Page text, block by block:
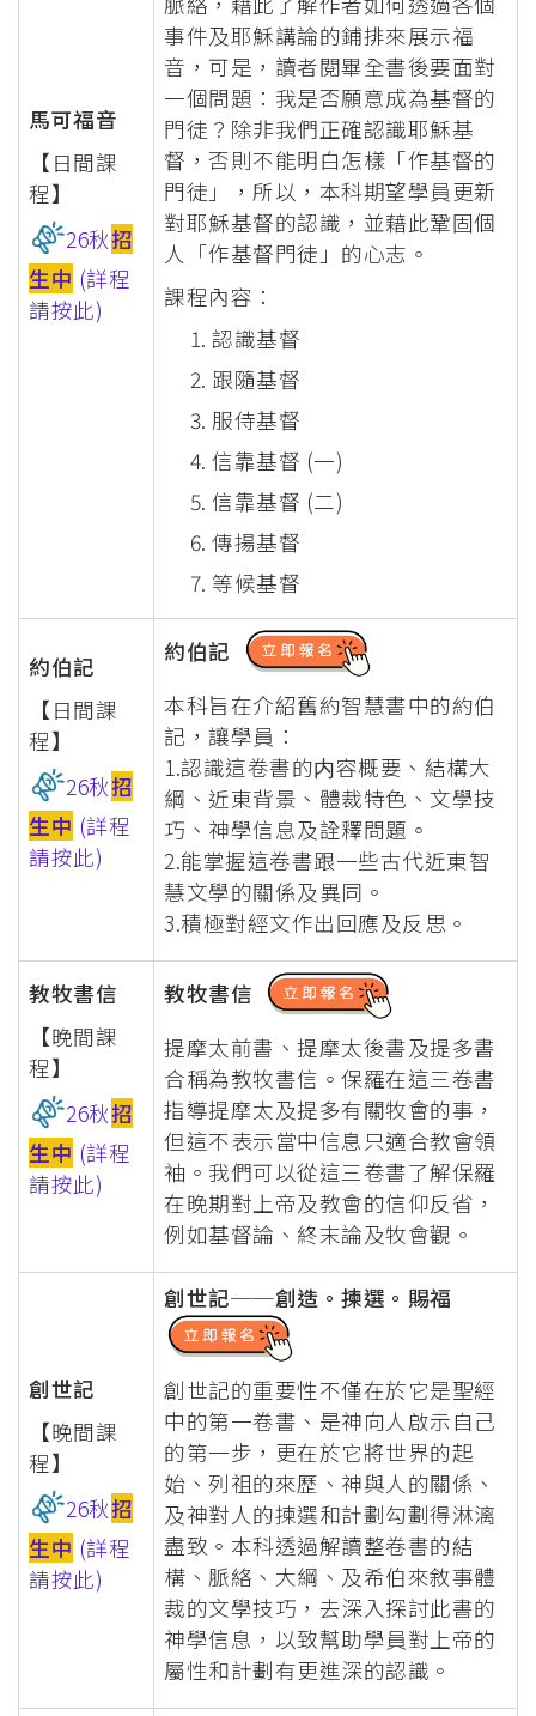
馬可福音
【日間課
程】
26秋招
生中 (詳程
請按此)
事件及耶穌講論的鋪排來展示福
音，可是，讀者閱畢全書後要面對
一個問題：我是否願意成為基督的
門徒？除非我們正確認識耶穌基
督，否則不能明白怎樣「作基督的
門徒」，所以，本科期望學員更新
對耶穌基督的認識，並藉此鞏固個
人「作基督門徒」的心志。
課程內容：
認識基督
跟隨基督
服侍基督
信靠基督 (一)
信靠基督 (二)
傳揚基督
等候基督
約伯記
【日間課
程】
26秋招
生中 (詳程
請按此)
約伯記
本科旨在介紹舊約智慧書中的約伯
記，讓學員：
1.認識這卷書的内容概要、結構大
綱、近東背景、體裁特色、文學技
巧、神學信息及詮釋問題。
2.能掌握這卷書跟一些古代近東智
慧文學的關係及異同。
3.積極對經文作出回應及反思。
教牧書信
【晚間課
程】
26秋招
生中 (詳程
請按此)
教牧書信
提摩太前書、提摩太後書及提多書
合稱為教牧書信。保羅在這三卷書
指導提摩太及提多有關牧會的事，
但這不表示當中信息只適合教會領
袖。我們可以從這三卷書了解保羅
在晚期對上帝及教會的信仰反省，
例如基督論、終末論及牧會觀。
創世記
【晚間課
程】
26秋招
生中 (詳程
請按此)
創世記──創造。揀選。賜福
創世記的重要性不僅在於它是聖經
中的第一卷書、是神向人啟示自己
的第一步，更在於它將世界的起
始、列祖的來歷、神與人的關係、
及神對人的揀選和計劃勾劃得淋漓
盡致。本科透過解讀整卷書的結
構、脈絡、大綱、及希伯來敘事體
裁的文學技巧，去深入探討此書的
神學信息，以致幫助學員對上帝的
屬性和計劃有更進深的認識。